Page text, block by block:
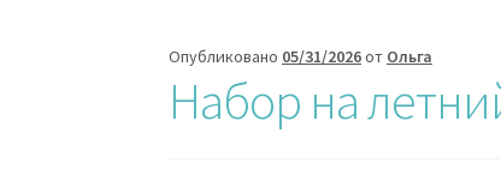
Опубликовано 05/31/2026от Ольга
Набор на